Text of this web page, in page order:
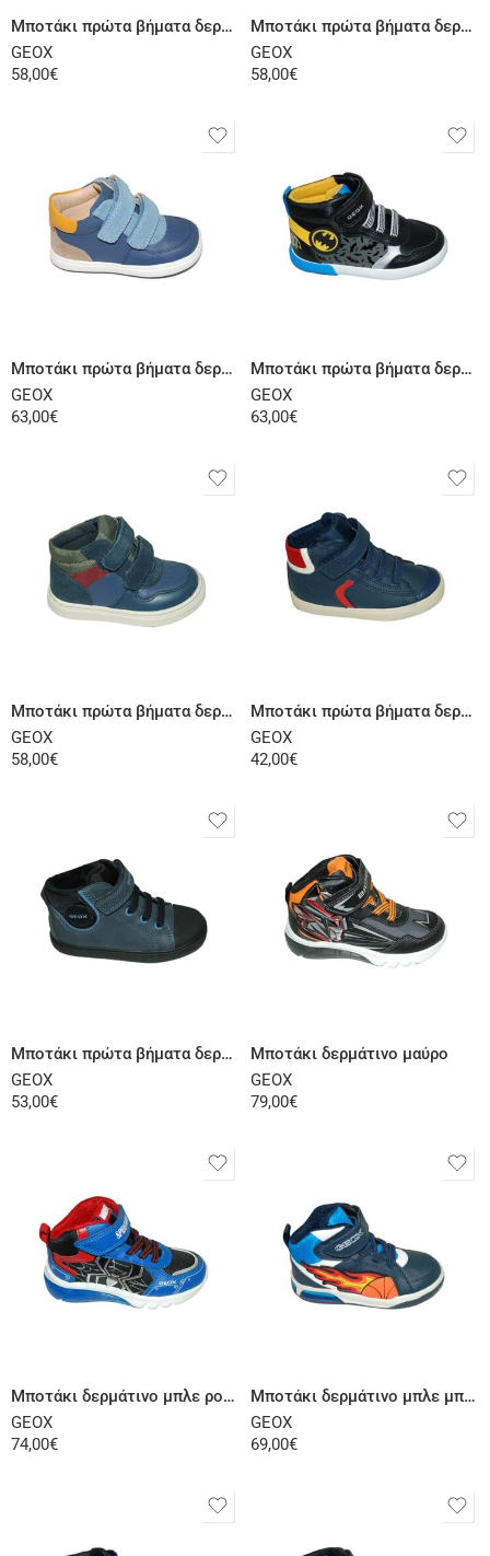
Μποτάκι πρώτα βήματα δερμάτινο σαμουά πράσινο
GEOX
58,00€
Μποτάκι πρώτα βήματα δερμάτινο σαμουά μπλε
GEOX
58,00€
Μποτάκι πρώτα βήματα δερμάτινο μπλε σιέλ
GEOX
63,00€
Μποτάκι πρώτα βήματα δερμάτινο μαύρο
GEOX
63,00€
Μποτάκι πρώτα βήματα δερμάτινο μπλε
GEOX
58,00€
Μποτάκι πρώτα βήματα δερμάτινο μπλε κόκκινο
GEOX
42,00€
Μποτάκι πρώτα βήματα δερμάτινο μπλε
GEOX
53,00€
Μποτάκι δερμάτινο μαύρο
GEOX
79,00€
Μποτάκι δερμάτινο μπλε ρουά μαύρο
GEOX
74,00€
Μποτάκι δερμάτινο μπλε μπλε ρουά
GEOX
69,00€